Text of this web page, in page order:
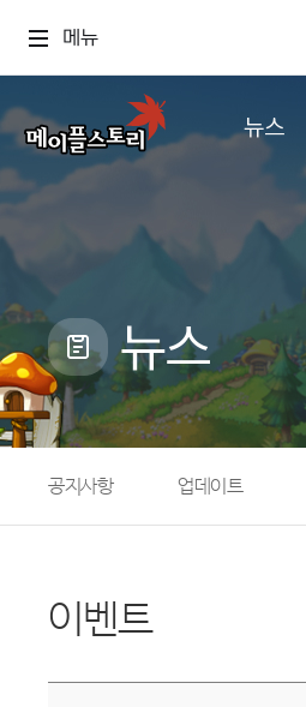
메뉴
뉴스
공지사항
업데이트
캐시샵 공지
메이플 알림판
with maple
뉴스
공지사항 업데이트
이벤트